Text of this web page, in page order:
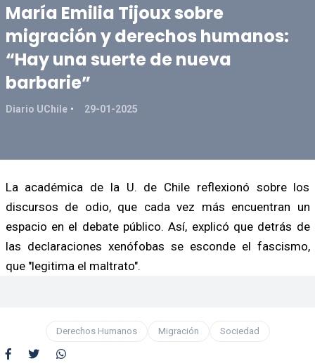
María Emilia Tijoux sobre
migración y derechos humanos:
“Hay una suerte de nueva
barbarie”
Diario UChile 29-01-2025
La académica de la U. de Chile reflexionó sobre los
discursos de odio, que cada vez más encuentran un
espacio en el debate público. Así, explicó que detrás de
las declaraciones xenófobas se esconde el fascismo,
que "legitima el maltrato".
Derechos Humanos Migración Sociedad